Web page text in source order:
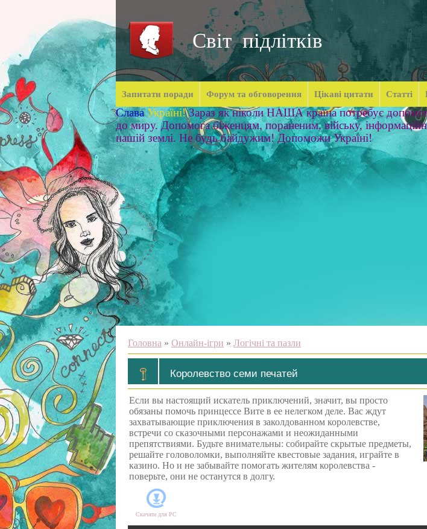
Світ підлітків
Запитати поради Форум та обговорення Цікаві цитати Статті
Слава Україні! Зараз як ніколи НАША країна потребує
до миру. Допомога біженцям, пораненим, війську,
нашій землі. Не будь байдужим! Допоможи Україні!
Головна » Онлайн-ігри » Логічні та пазли
Королевство семи печатей
Если вы настоящий искатель приключений, значит, вы просто
обязаны помочь принцессе Вите в ее нелегком деле. Вас ждут
захватывающие приключения в заколдованном королевстве,
встречи со сказочными персонажами и неожиданными
препятствиями. Будьте внимательны: собирайте скрытые предметы,
решайте головоломки, выполняйте квестовые задания, играйте в
казино. Но и не забывайте помогать жителям королевства -
поверьте, они не останутся в долгу.
Скачати для PC